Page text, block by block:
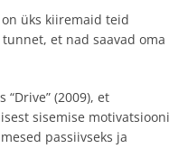
üks kiiremaid teid
et nad saavad oma
(2009), et
sisemise motivatsiooni
passiivseks ja